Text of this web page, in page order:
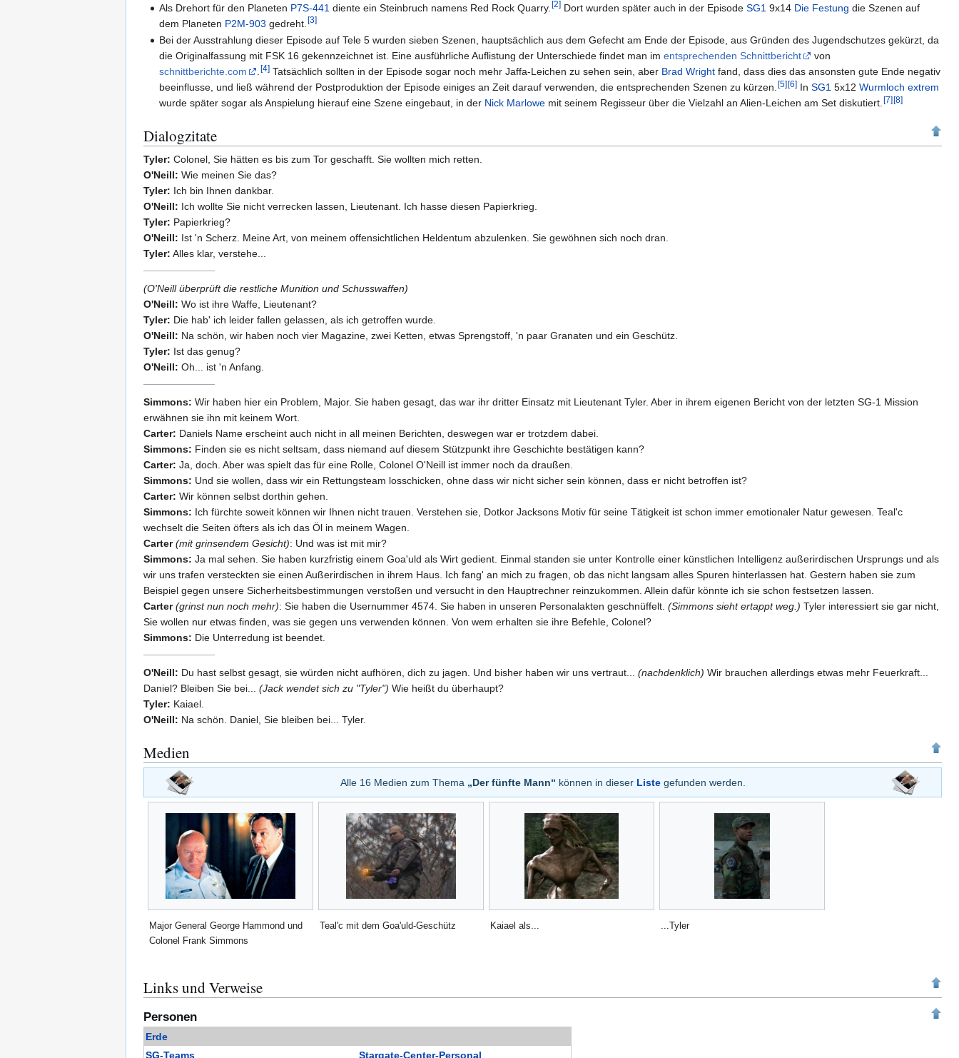
Als Drehort für den Planeten P7S-441 diente ein Steinbruch namens Red Rock Quarry. [2] Dort wurden später auch in der EpisodeSG1 9x14 Die Festung die Szenen auf
dem Planeten P2M-903 gedreht. [3]
Bei der Ausstrahlung dieser Episode auf Tele 5 wurden sieben Szenen, hauptsächlich aus dem Gefecht am Ende der Episode, aus Gründen des Jugendschutzes gekürzt, da
die Originalfassung mit FSK 16 gekennzeichnet ist. Eine ausführliche Auflistung der Unterschiede findet man imentsprechenden Schnittbericht
von
schnittberichte.com
.[4] Tatsächlich sollten in der Episode sogar noch mehr Jaffa-Leichen zu sehen sein, aber Brad Wright fand, dass dies das ansonsten gute Ende negativ
beeinflusse, und ließ während der Postproduktion der Episode einiges an Zeit darauf verwenden, die entsprechenden Szenen zu kürzen.[5][6] InSG1 5x12Wurmloch extrem
wurde später sogar als Anspielung hierauf eine Szene eingebaut, in der Nick Marlowe mit seinem Regisseur über die Vielzahl an Alien-Leichen am Set diskutiert.[7][8]
Dialogzitate
Tyler: Colonel, Sie hätten es bis zum Tor geschafft. Sie wollten mich retten.
O'Neill: Wie meinen Sie das?
Tyler: Ich bin Ihnen dankbar.
O'Neill: Ich wollte Sie nicht verrecken lassen, Lieutenant. Ich hasse diesen Papierkrieg.
Tyler: Papierkrieg?
O'Neill: Ist 'n Scherz. Meine Art, von meinem offensichtlichen Heldentum abzulenken. Sie gewöhnen sich noch dran.
Tyler: Alles klar, verstehe...
(O'Neill überprüft die restliche Munition und Schusswaffen)
O'Neill: Wo ist ihre Waffe, Lieutenant?
Tyler: Die hab' ich leider fallen gelassen, als ich getroffen wurde.
O'Neill: Na schön, wir haben noch vier Magazine, zwei Ketten, etwas Sprengstoff, 'n paar Granaten und ein Geschütz.
Tyler: Ist das genug?
O'Neill: Oh... ist 'n Anfang.
Simmons: Wir haben hier ein Problem, Major. Sie haben gesagt, das war ihr dritter Einsatz mit Lieutenant Tyler. Aber in ihrem eigenen Bericht von der letzten SG-1 Mission
erwähnen sie ihn mit keinem Wort.
Carter: Daniels Name erscheint auch nicht in all meinen Berichten, deswegen war er trotzdem dabei.
Simmons: Finden sie es nicht seltsam, dass niemand auf diesem Stützpunkt ihre Geschichte bestätigen kann?
Carter: Ja, doch. Aber was spielt das für eine Rolle, Colonel O'Neill ist immer noch da draußen.
Simmons: Und sie wollen, dass wir ein Rettungsteam losschicken, ohne dass wir nicht sicher sein können, dass er nicht betroffen ist?
Carter: Wir können selbst dorthin gehen.
Simmons: Ich fürchte soweit können wir Ihnen nicht trauen. Verstehen sie, Dotkor Jacksons Motiv für seine Tätigkeit ist schon immer emotionaler Natur gewesen. Teal'c
wechselt die Seiten öfters als ich das Öl in meinem Wagen.
Carter (mit grinsendem Gesicht): Und was ist mit mir?
Simmons: Ja mal sehen. Sie haben kurzfristig einem Goa'uld als Wirt gedient. Einmal standen sie unter Kontrolle einer künstlichen Intelligenz außerirdischen Ursprungs und als
wir uns trafen versteckten sie einen Außerirdischen in ihrem Haus. Ich fang' an mich zu fragen, ob das nicht langsam alles Spuren hinterlassen hat. Gestern haben sie zum
Beispiel gegen unsere Sicherheitsbestimmungen verstoßen und versucht in den Hauptrechner reinzukommen. Allein dafür könnte ich sie schon festsetzen lassen.
Carter (grinst nun noch mehr): Sie haben die Usernummer 4574. Sie haben in unseren Personalakten geschnüffelt. (Simmons sieht ertappt weg.) Tyler interessiert sie gar nicht,
Sie wollen nur etwas finden, was sie gegen uns verwenden können. Von wem erhalten sie ihre Befehle, Colonel?
Simmons: Die Unterredung ist beendet.
O'Neill: Du hast selbst gesagt, sie würden nicht aufhören, dich zu jagen. Und bisher haben wir uns vertraut... (nachdenklich) Wir brauchen allerdings etwas mehr Feuerkraft...
Daniel? Bleiben Sie bei... (Jack wendet sich zu "Tyler") Wie heißt du überhaupt?
Tyler: Kaiael.
O'Neill: Na schön. Daniel, Sie bleiben bei... Tyler.
Medien
Alle 16 Medien zum Thema „Der fünfte Mann“ können in dieser Listegefunden werden.
Major General George Hammond und
Colonel Frank Simmons
Teal'c mit dem Goa'uld-Geschütz Kaiael als... ...Tyler
Links und Verweise
Personen
Erde
SG-Teams
Stargate-Center-Personal